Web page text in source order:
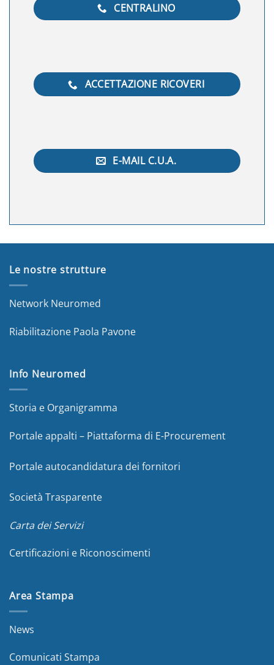
CENTRALINO
ACCETTAZIONE RICOVERI
E-MAIL C.U.A.
Le nostre strutture
Network Neuromed
Riabilitazione Paola Pavone
Info Neuromed
Storia e Organigramma
Portale appalti – Piattaforma di E-Procurement
Portale autocandidatura dei fornitori
Società Trasparente
Carta dei Servizi
Certificazioni e Riconoscimenti
Area Stampa
News
Comunicati Stampa